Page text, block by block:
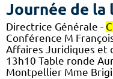
Journée de la
Directrice Générale -
Conférence M
Affaires Juridiques et
13h10 Table ronde
Montpellier Mme